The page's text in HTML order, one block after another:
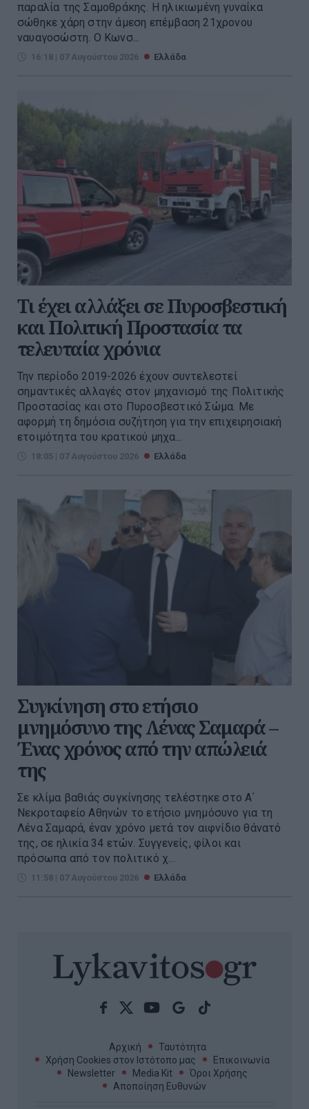
παραλία της Σαμοθράκης. Η ηλικιωμένη γυναίκα
σώθηκε χάρη στην άμεση επέμβαση 21χρονου
ναυαγοσώστη. Ο Κωνσ...
16:18 | 07 Αυγούστου 2026 Ελλάδα
Τι έχει αλλάξει σε Πυροσβεστική
και Πολιτική Προστασία τα
τελευταία χρόνια
Την περίοδο 2019-2026 έχουν συντελεστεί
σημαντικές αλλαγές στον μηχανισμό της Πολιτικής
Προστασίας και στο Πυροσβεστικό Σώμα. Με
αφορμή τη δημόσια συζήτηση για την επιχειρησιακή
ετοιμότητα του κρατικού μηχα...
18:05 | 07 Αυγούστου 2026 Ελλάδα
Συγκίνηση στο ετήσιο
μνημόσυνο της Λένας Σαμαρά –
Ένας χρόνος από την απώλειά
της
Σε κλίμα βαθιάς συγκίνησης τελέστηκε στο Α΄
Νεκροταφείο Αθηνών το ετήσιο μνημόσυνο για τη
Λένα Σαμαρά, έναν χρόνο μετά τον αιφνίδιο θάνατό
της, σε ηλικία 34 ετών. Συγγενείς, φίλοι και
πρόσωπα από τον πολιτικό χ...
11:58 | 07 Αυγούστου 2026 Ελλάδα
Αρχική
Ταυτότητα
Χρήση Cookies στον Ιστότοπο μας
Επικοινωνία
Newsletter
Media Kit
Όροι Χρήσης
Αποποίηση Ευθυνών